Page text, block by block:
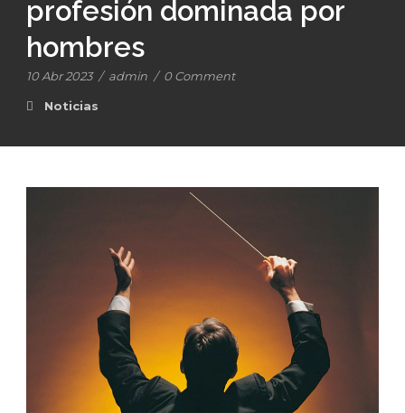
profesión dominada por
hombres
10 Abr 2023 / admin / 0 Comment
Noticias